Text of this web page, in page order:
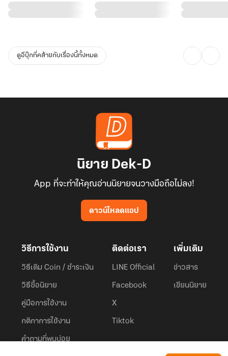
ดูอีบุ๊กที่คล้ายกับเรื่องนี้ทั้งหมด
นิยาย Dek-D
App ที่จะทำให้คุณอ่านนิยายจนวางมือถือไม่ลง!
ดาวน์โหลดแอป
วิธีการใช้งาน
วิธีเติม Coin / ชำระเงิน
วิธีซื้อนิยาย
คู่มือการใช้งาน
กติกาการใช้งาน
คำถามที่พบบ่อย
ติดต่อเรา
LINE Official
Facebook
X
Tiktok
เพิ่มเติม
ข่าวสาร
เขียนนิยาย